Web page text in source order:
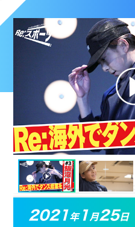
2021年 1月25日
ブレイキン